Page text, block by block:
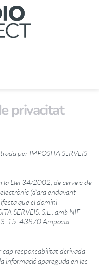
privacitat
per IMPOSITA SERVEIS
la Llei 34/2002, de serveis de
(d’ara endavant
que el domini
SERVEIS, S.L., amb NIF
15, 43870 Amposta
cap responsabilitat derivada
informació apareguda en les